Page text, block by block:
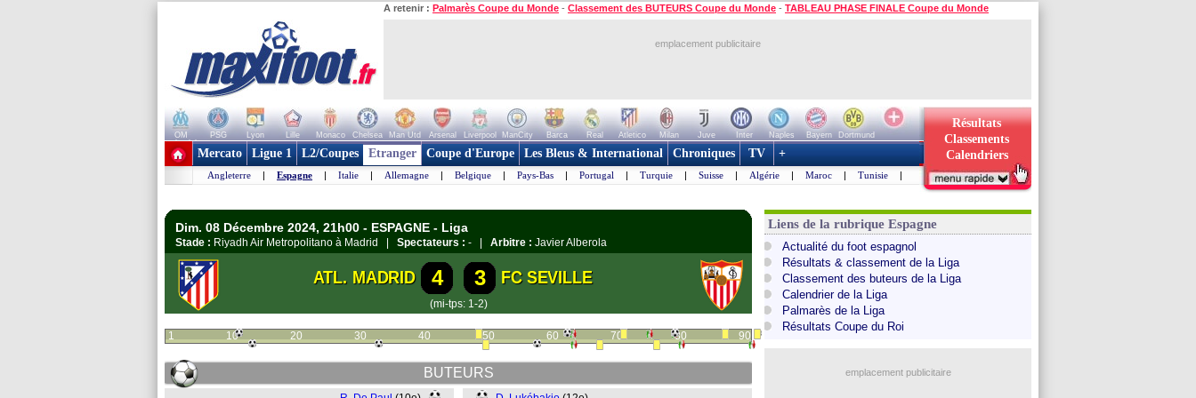
A retenir : Palmarès Coupe du Monde - Classement des BUTEURS Coupe du Monde - TABLEAU PHASE FINALE Coupe du Monde
emplacement publicitaire
OM PSG Lyon Lille Monaco Chelsea Man Utd Arsenal Liverpool ManCity Barca Real Atletico Milan Juve Inter Naples Bayern
Dortmund
+ de clubs
Résultats
Classements
Calendriers
Mercato Ligue 1 L2/Coupes Etranger Coupe d'Europe Les Bleus & International Chroniques TV +
Angleterre | Espagne | Italie | Allemagne | Belgique | Pays-Bas | Portugal | Turquie | Suisse | Algérie | Maroc | Tunisie |
Dim. 08 Décembre 2024, 21h00 - ESPAGNE - Liga
Stade : Riyadh Air Metropolitano à Madrid | Spectateurs : - | Arbitre : Javier Alberola
ATL. MADRID 4 3 FC SEVILLE
(mi-tps: 1-2)
1 10 20 30 40 50 60 70 80 90
BUTEURS
Liens de la rubrique Espagne
Actualité du foot espagnol
Résultats & classement de la Liga
Classement des buteurs de la Liga
Calendrier de la Liga
Palmarès de la Liga
Résultats Coupe du Roi
emplacement publicitaire